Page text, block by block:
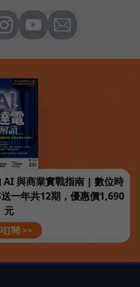
AI 與商業實戰指南 | 數位時
一年共12期，優惠價1,690
元
訂閱 >>